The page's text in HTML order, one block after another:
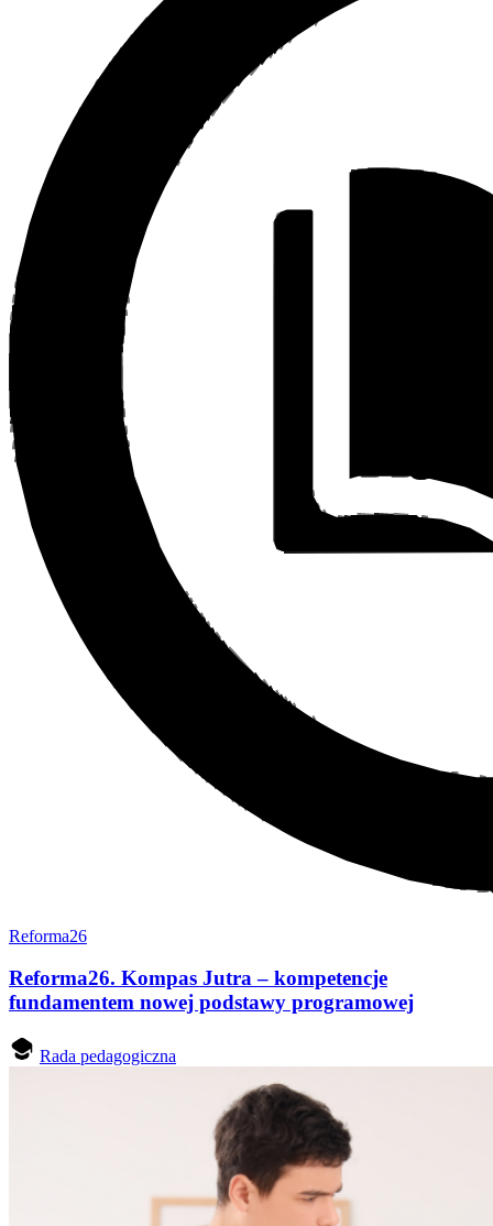
Reforma26
Reforma26. Kompas Jutra – kompetencje
fundamentem nowej podstawy programowej
Rada pedagogiczna